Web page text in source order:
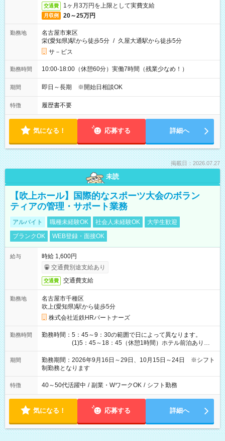
交通費 1ヶ月3万円を上限として実費支給
月収例 20～25万円
勤務地
名古屋市東区
栄(愛知県)駅から徒歩5分 / 久屋大通駅から徒歩5分
サ－ビス
勤務時間 10:00-18:00（休憩60分）実働7時間（残業少なめ！）
期間 即日～長期 ※開始日相談OK
特徴 履歴書不要
気になる！ 応募する 詳細へ
掲載日：2026.07.27
未読
【吹上ホール】国際的なスポーツ大会のボラン
ティアの管理・サポート業務
アルバイト 職種未経験OK 社会人未経験OK
大学生歓迎
ブランクOK
WEB登録・面接OK
給与
時給 1,600円
交通費別途支給あり
交通費 交通費支給
勤務地
名古屋市千種区
吹上(愛知県)駅から徒歩5分
株式会社近鉄HRパートナーズ
勤務時間
勤務時間：5：45～9：30の範囲で日によって異なります。
(1)5：45～18：45（休憩1時間）ホテル前泊あり！
(2)6：00～19：00（休憩1時間）ホテル前泊あり！
(3)6：45～19：45（休憩1時間） (4)7：
30～20：30（休憩1時間） (5)8：30～18：00（休憩
1時間） (6)9：30～21：30（休憩1時間）
期間
勤務期間：2026年9月16日～29日、10月15日～24日 ※シフト
制勤務となります
特徴 40～50代活躍中 / 副業・WワークOK / シフト勤務
気になる！ 応募する 詳細へ